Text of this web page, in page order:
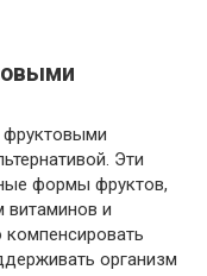
фруктовыми
Эти
формы фруктов,
и
организм